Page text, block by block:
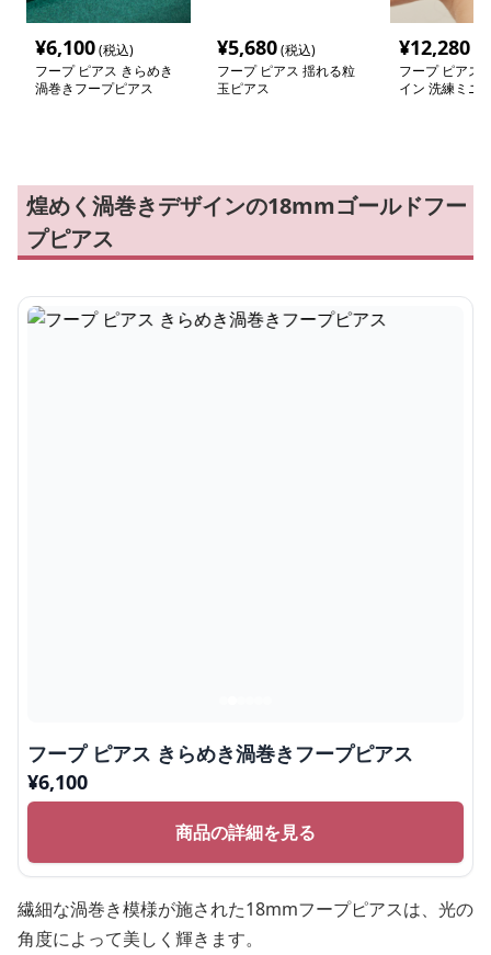
¥6,100(税込)
フープ ピアス きらめき
渦巻きフープピアス
¥5,680(税込)
フープ ピアス 揺れる粒
玉ピアス
¥12,280
フープ ピアス
イン 洗練ミニ
煌めく渦巻きデザインの18mmゴールドフー
プピアス
フープ ピアス きらめき渦巻きフープピアス
¥6,100
商品の詳細を見る
繊細な渦巻き模様が施された18mmフープピアスは、光の
角度によって美しく輝きます。